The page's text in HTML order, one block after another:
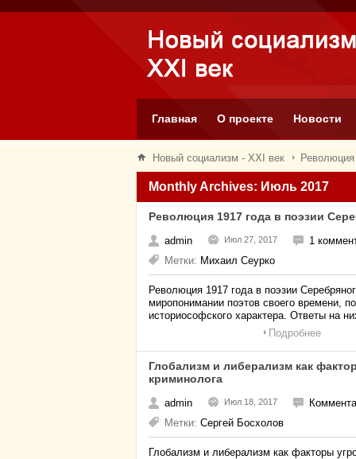
Главная О проекте Новости
Новый социализм - XXI век Революция
Monthly Archives: Июль 2017
Революция 1917 года в поэзии
admin Июл 27, 2017
1
Метки: Михаил Сеурко
Революция 1917 года в поэзии
миропонимании поэтов своего времени,
историософского характера. Ответы на
Подробнее
Глобализм и либерализм как
криминолога
admin Июл 18, 2017
Метки: Сергей Босхолов
Глобализм и либерализм как факторы